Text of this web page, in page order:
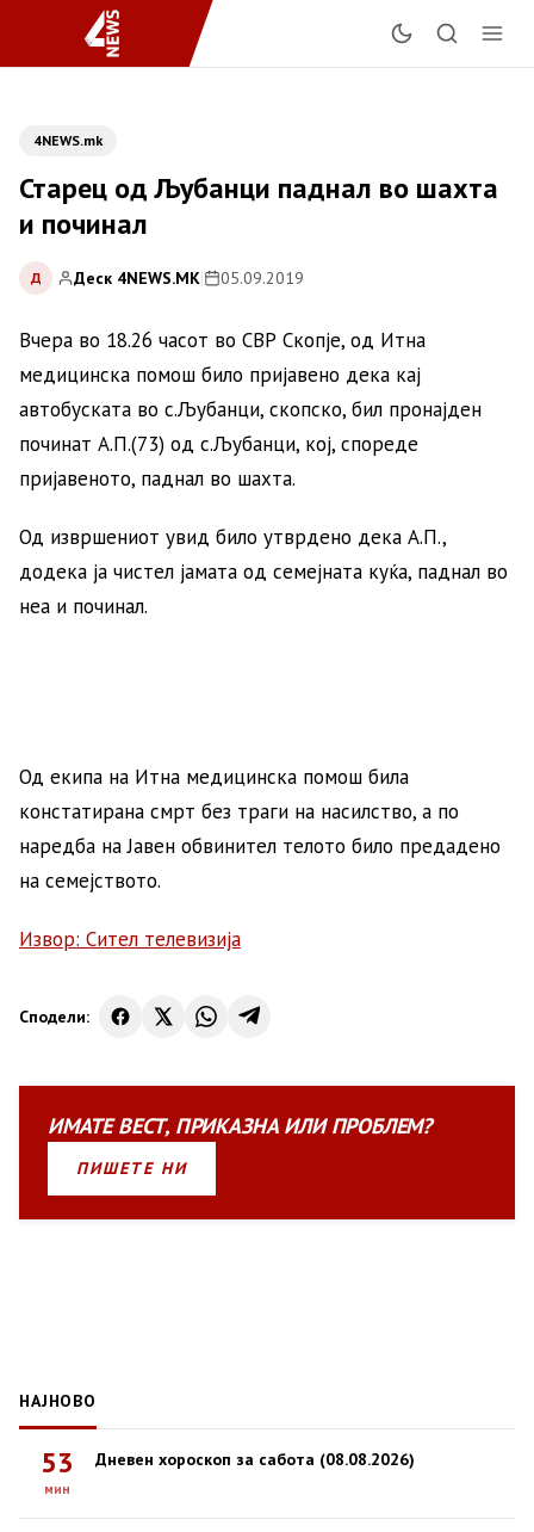
4NEWS.mk
Старец од Љубанци паднал во шахта
и починал
Д Деск 4NEWS.MK| 05.09.2019
Вчера во 18.26 часот во СВР Скопје, од Итна
медицинска помош било пријавено дека кај
автобуската во с.Љубанци, скопско, бил пронајден
починат А.П.(73) од с.Љубанци, кој, спореде
пријавеното, паднал во шахта.
Од извршениот увид било утврдено дека А.П.,
додека ја чистел јамата од семејната куќа, паднал во
неа и починал.
Од екипа на Итна медицинска помош била
констатирана смрт без траги на насилство, а по
наредба на Јавен обвинител телото било предадено
на семејството.
Извор: Сител телевизија
Сподели:
ИМАТЕВЕСТ, ПРИКАЗНАИЛИПРОБЛЕМ?
ПИШЕТЕ НИ
НАЈНОВО
53
мин
Дневен хороскоп за сабота (08.08.2026)